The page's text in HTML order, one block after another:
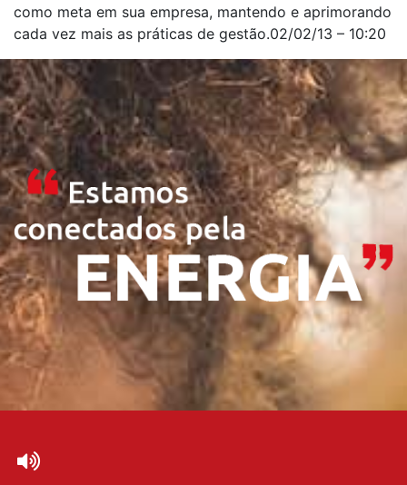
como meta em sua empresa, mantendo e aprimorando
cada vez mais as práticas de gestão.02/02/13 – 10:20